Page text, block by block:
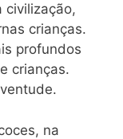
civilização,
crianças.
profundos
crianças.
na